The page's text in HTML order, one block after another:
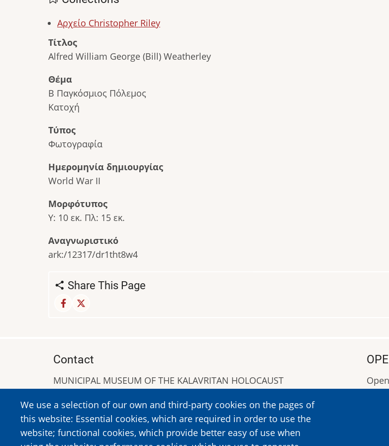
Αρχείο Christopher Riley
Τίτλος
Alfred William George (Bill) Weatherley
Θέμα
Β Παγκόσμιος Πόλεμος
Κατοχή
Τύπος
Φωτογραφία
Ημερομηνία δημιουργίας
World War II
Μορφότυπος
Υ: 10 εκ. Πλ: 15 εκ.
Αναγνωριστικό
ark:/12317/dr1tht8w4
Share This Page
We use a selection of our own and third-party cookies on the pages of
this website: Essential cookies, which are required in order to use the
website; functional cookies, which provide better easy of use when
Contact
MUNICIPAL MUSEUM OF THE KALAVRITAN HOLOCAUST
Tel:+302692023646,+302692360220
https://www.dmko.gr || info@dmko.gr